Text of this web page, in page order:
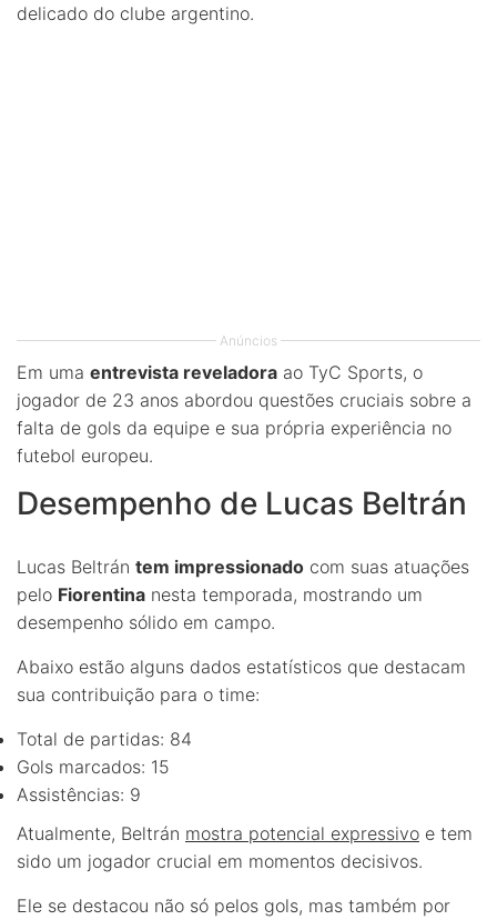
delicado do clube argentino.
Anúncios
Em uma entrevista reveladora ao TyC Sports, o
jogador de 23 anos abordou questões cruciais sobre a
falta de gols da equipe e sua própria experiência no
futebol europeu.
Desempenho de Lucas Beltrán
Lucas Beltrán tem impressionado com suas atuações
pelo Fiorentina nesta temporada, mostrando um
desempenho sólido em campo.
Abaixo estão alguns dados estatísticos que destacam
sua contribuição para o time:
Total de partidas: 84
Gols marcados: 15
Assistências: 9
Atualmente, Beltrán mostra potencial expressivo e tem
sido um jogador crucial em momentos decisivos.
Ele se destacou não só pelos gols, mas também por